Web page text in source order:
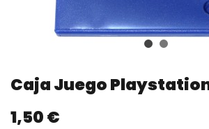
Caja Juego
1,50 €